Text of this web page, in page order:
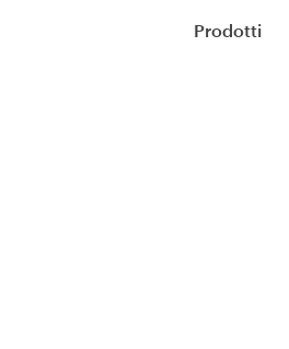
Prodotti